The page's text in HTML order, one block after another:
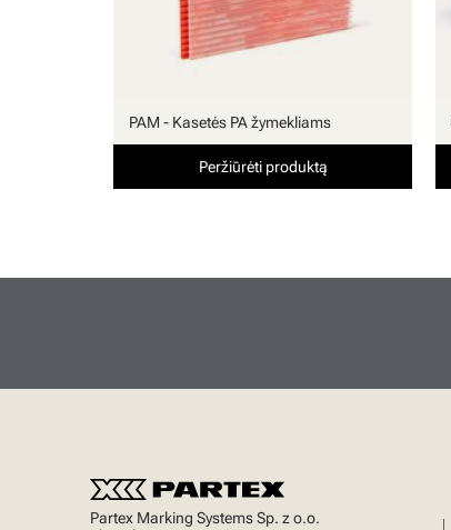
PAM - Kasetės PA žymekliams
Peržiūrėti produktą
Partex Marking Systems Sp. z o.o.